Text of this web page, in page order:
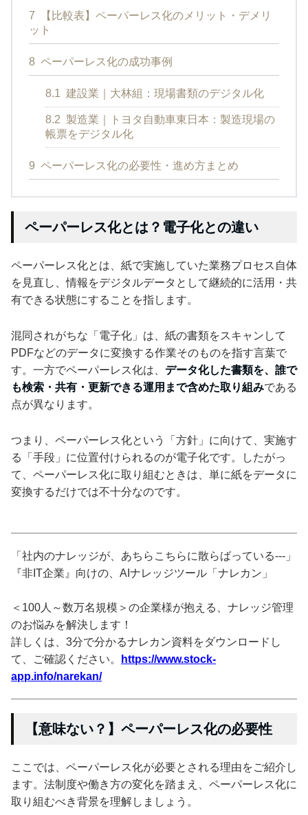
7
【比較表】ペーパーレス化のメリット・デメリ
ット
8 ペーパーレス化の成功事例
8.1 建設業｜大林組：現場書類のデジタル化
8.2 製造業｜トヨタ自動車東日本：製造現場の
帳票をデジタル化
9 ペーパーレス化の必要性・進め方まとめ
ペーパーレス化とは？電子化との違い
ペーパーレス化とは、紙で実施していた業務プロセス自体
を見直し、情報をデジタルデータとして継続的に活用・共
有できる状態にすることを指します。
混同されがちな「電子化」は、紙の書類をスキャンして
PDFなどのデータに変換する作業そのものを指す言葉で
す。一方でペーパーレス化は、 データ化した書類を、誰で
も検索・共有・更新できる運用まで含めた取り組みである
点が異なります。
つまり、ペーパーレス化という「方針」に向けて、実施す
る「手段」に位置付けられるのが電子化です。したがっ
て、ペーパーレス化に取り組むときは、単に紙をデータに
変換するだけでは不十分なのです。
「社内のナレッジが、あちらこちらに散らばっている---」
『非IT企業』向けの、AIナレッジツール「ナレカン」
＜100人～数万名規模＞の企業様が抱える、ナレッジ管理
のお悩みを解決します！
詳しくは、3分で分かるナレカン資料をダウンロードし
て、ご確認ください。
https://www.stock-
app.info/narekan/
【意味ない？】ペーパーレス化の必要性
ここでは、ペーパーレス化が必要とされる理由をご紹介し
ます。法制度や働き方の変化を踏まえ、ペーパーレス化に
取り組むべき背景を理解しましょう。